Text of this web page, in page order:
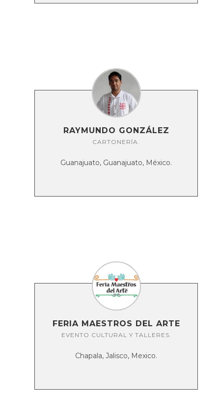
RAYMUNDO GONZÁLEZ
CARTONERÍA.
Guanajuato, Guanajuato, México.
FERIA MAESTROS DEL ARTE
EVENTO CULTURAL Y TALLERES.
Chapala, Jalisco, Mexico.